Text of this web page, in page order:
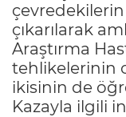
çevredekilerin
çıkarılarak
Araştırma
tehlikelerinin
ikisinin de
Kazayla ilgili